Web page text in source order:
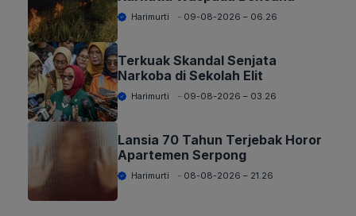
Harimurti 09-08-2026 – 06.26
Terkuak Skandal Senjata
Narkoba di Sekolah Elit
Harimurti 09-08-2026 – 03.26
Lansia 70 Tahun Terjebak Horor
Apartemen Serpong
Harimurti 08-08-2026 – 21.26